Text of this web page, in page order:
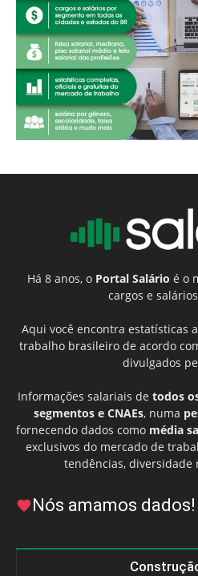
Há 8 anos, o Portal Salário é o
cargos e
Aqui você encontra estatísticas
trabalho brasileiro de acordo
divulgados
Informações salariais de todos
segmentos e CNAEs, numa
fornecendo dados como média
exclusivos do mercado de
tendências, diversidade
Nós amamos dados!